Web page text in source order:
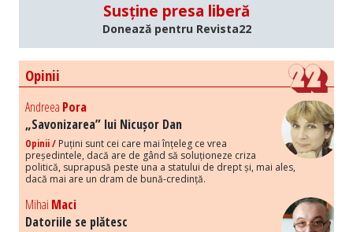
Susține presa liberă
Donează pentru Revista22
Opinii
Andreea Pora
„Savonizarea” lui Nicușor Dan
Opinii / Puțini sunt cei care mai înțeleg ce vrea
președintele, dacă are de gând să soluționeze criza
politică, suprapusă peste una a statului de drept și, mai ales,
dacă mai are un dram de bună-credință.
Mihai Maci
Datoriile se plătesc